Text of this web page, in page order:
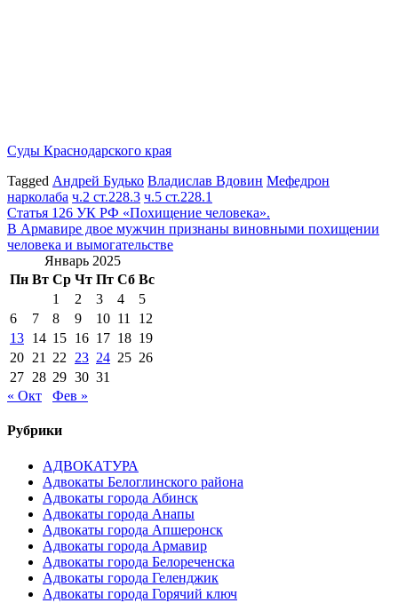
Суды Краснодарского края
Tagged Андрей Будько Владислав Вдовин Мефедрон
нарколаба ч.2 ст.228.3 ч.5 ст.228.1
Навигация
по
записям
Статья 126 УК РФ «Похищение человека».
В Армавире двое мужчин признаны виновными похищении
человека и вымогательстве
Январь 2025
Пн Вт Ср Чт Пт Сб Вс
1
2 3 4
5
6
7 8 9 10 11
12
13 14 15 16 17 18 19
20 21 22 23 24 25 26
27 28 29 30 31
« Окт
Фев »
Рубрики
АДВОКАТУРА
Адвокаты Белоглинского района
Адвокаты города Абинск
Адвокаты города Анапы
Адвокаты города Апшеронск
Адвокаты города Армавир
Адвокаты города Белореченска
Адвокаты города Геленджик
Адвокаты города Горячий ключ